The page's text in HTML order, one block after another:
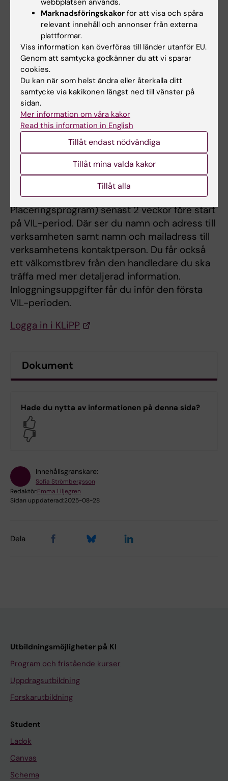
är krav att du har ett eTjänstekort för att få
börja det verksamhetsintegrerade lärandet.
Så här går du till väga för att få ett
eTjänstekort:
Läs igenom informationen om eTjänstekort
som finns i länken nedan:
Information om eTjänstekort och bokning av
fotografering
Dina kliniska placeringar läggs ut i
programmet KliPP (Kliniskt
Placeringsprogram) senast 2 veckor före start
på VIL-period. Där ser du namn och adress till
verksamheten samt namn och mailadress till
verksamhetens kontaktperson. Du får också
ett välkomstbrev från den handledare du ska
träffa med mer detaljerad information.
Inloggningsuppgifter får du inför den första
VIL-perioden.
Logga in i KLiPP
Dokument
Hade du nytta av informationen på denna sida?
Innehållsgranskare:
Sofia Strömbergsson
Redaktör:Emma Liljegren
Sidan uppdaterad:2025-08-28
Dela
Utbildningsmöjligheter på KI
Program och fristående kurser
Uppdragsutbildning
Forskarutbildning
Student
Ladok
Canvas
Schema
webbplatsen används.
Marknadsföringskakor för att visa och spåra
relevant innehåll och annonser från externa
plattformar.
Viss information kan överföras till länder utanför EU.
Genom att samtycka godkänner du att vi sparar
cookies.
Du kan när som helst ändra eller återkalla ditt
samtycke via kakikonen längst ned till vänster på
sidan.
Mer information om våra kakor
Read this information in English
Tillåt endast nödvändiga
Tillåt mina valda kakor
Tillåt alla